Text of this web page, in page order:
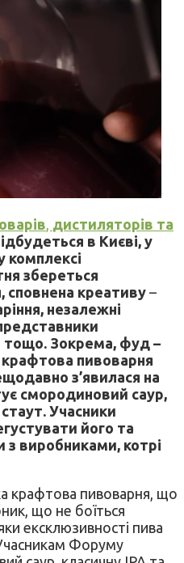
дистиляторів та
в Києві, у
комплексі
збереться
сповнена креативу –
незалежні
тощо. Зокрема, фуд –
пивоварня
з’явилася на
смородиновий саур,
Учасники
його та
виробниками, котрі
крафтова пивоварня, що
що не боїться
ексклюзивності пива
Форуму